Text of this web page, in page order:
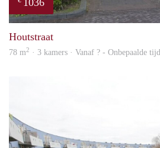
Houtstraat
78 m2 · 3 kamers · Vanaf ? - Onbepaalde tijd